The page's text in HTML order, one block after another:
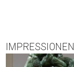
IMPRESSIONEN